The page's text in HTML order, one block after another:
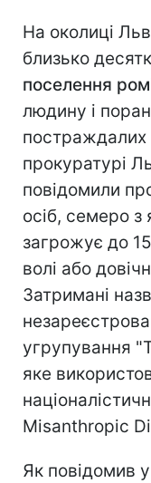
На околиці
близько
поселення
людину і
постраждалих
прокуратурі
повідомили
осіб, семеро з
загрожує до
волі або
Затримані
угрупування
яке
Misanthropic
Як повідомив